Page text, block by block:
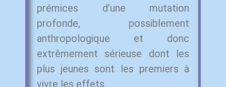
prémices d’une mutation
profonde, possiblement
anthropologique et donc
extrêmement sérieuse dont les
plus jeunes sont les premiers à
vivre les effets.